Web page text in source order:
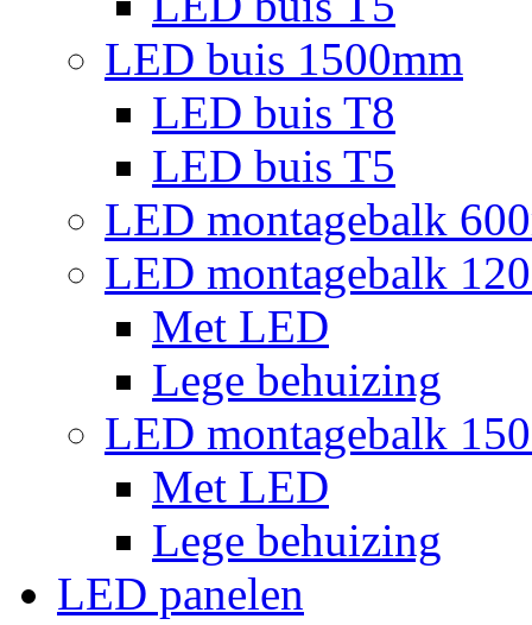
LED buis 1500mm
LED buis T8
LED buis T5
LED montagebalk
LED montagebalk
Met LED
Lege behuizing
LED montagebalk
Met LED
Lege behuizing
LED panelen